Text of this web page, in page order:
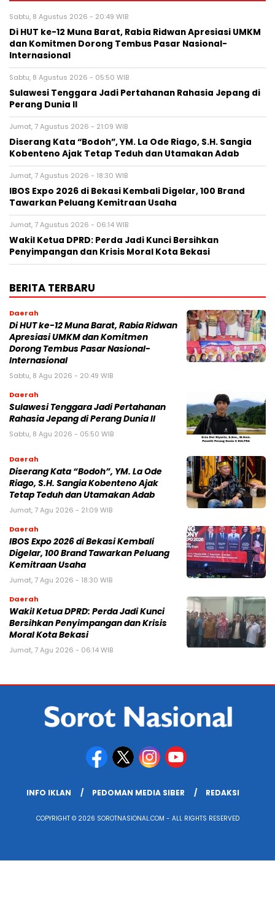
Sabtu, 8 Agustus 2026 - 20:49 WIB
Di HUT ke-12 Muna Barat, Rabia Ridwan Apresiasi UMKM
dan Komitmen Dorong Tembus Pasar Nasional-
Internasional
Sabtu, 8 Agustus 2026 - 05:50 WIB
Sulawesi Tenggara Jadi Pertahanan Rahasia Jepang di
Perang Dunia II
Jumat, 7 Agustus 2026 - 21:09 WIB
Diserang Kata “Bodoh”, YM. La Ode Riago, S.H. Sangia
Kobenteno Ajak Tetap Teduh dan Utamakan Adab
Jumat, 7 Agustus 2026 - 18:30 WIB
IBOS Expo 2026 di Bekasi Kembali Digelar, 100 Brand
Tawarkan Peluang Kemitraan Usaha
Jumat, 7 Agustus 2026 - 06:14 WIB
Wakil Ketua DPRD: Perda Jadi Kunci Bersihkan
Penyimpangan dan Krisis Moral Kota Bekasi
BERITA TERBARU
Daerah
Di HUT ke-12 Muna Barat, Rabia Ridwan
Apresiasi UMKM dan Komitmen
Dorong Tembus Pasar Nasional-
Internasional
Sabtu, 8 Agu 2026 - 20:49 WIB
Daerah
Sulawesi Tenggara Jadi Pertahanan
Rahasia Jepang di Perang Dunia II
Sabtu, 8 Agu 2026 - 05:50 WIB
Daerah
Diserang Kata “Bodoh”, YM. La Ode
Riago, S.H. Sangia Kobenteno Ajak
Tetap Teduh dan Utamakan Adab
Jumat, 7 Agu 2026 - 21:09 WIB
Daerah
IBOS Expo 2026 di Bekasi Kembali
Digelar, 100 Brand Tawarkan Peluang
Kemitraan Usaha
Jumat, 7 Agu 2026 - 18:30 WIB
Daerah
Wakil Ketua DPRD: Perda Jadi Kunci
Bersihkan Penyimpangan dan Krisis
Moral Kota Bekasi
Jumat, 7 Agu 2026 - 06:14 WIB
INFO IKLAN PEDOMAN MEDIA SIBER REDAKSI
COPYRIGHT © 2026 SOROTNASIONAL.COM - ALL RIGHTS RESERVED